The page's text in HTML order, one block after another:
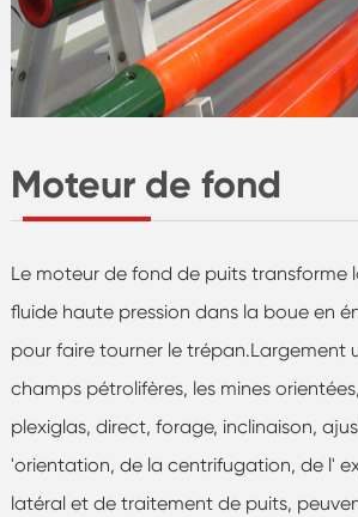
Moteur de fond
Le moteur de fond de puits transforme
fluide haute pression dans la boue en
pour faire tourner le trépan.Largement
champs pétrolifères, les mines
plexiglas, direct, forage, inclinaison,
'orientation, de la centrifugation, de l'
latéral et de traitement de puits,